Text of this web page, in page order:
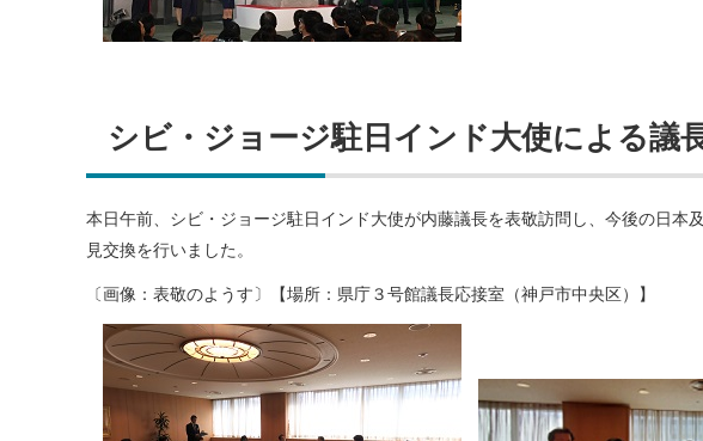
シビ・ジョージ駐日インド大使による議
本日午前、シビ・ジョージ駐日インド大使が内藤議長を表敬訪問し、今後の日本
見交換を行いました。
〔画像：表敬のようす〕【場所：県庁３号館議長応接室（神戸市中央区）】